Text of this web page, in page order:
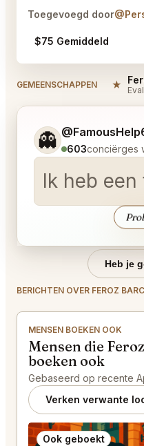
Toegevoegd door
$75 Gemiddeld
GEMEENSCHAPPEN ★
👻 603conciërges
Ik heb
Vertel me wat je wilt.
Heb je
BERICHTEN OVER FEROZ
MENSEN BOEKEN OOK
Mensen die
boeken ook
Gebaseerd op recente
Verken verwante
Ook geboekt